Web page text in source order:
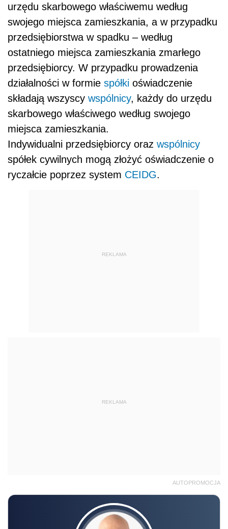
urzędu skarbowego właściwemu według
swojego miejsca zamieszkania, a w przypadku
przedsiębiorstwa w spadku – według
ostatniego miejsca zamieszkania zmarłego
przedsiębiorcy. W przypadku prowadzenia
działalności w formie spółki oświadczenie
składają wszyscy wspólnicy, każdy do urzędu
skarbowego właściwego według swojego
miejsca zamieszkania.
Indywidualni przedsiębiorcy oraz wspólnicy
spółek cywilnych mogą złożyć oświadczenie o
ryczałcie poprzez system CEIDG.
REKLAMA
REKLAMA
AUTOPROMOCJA